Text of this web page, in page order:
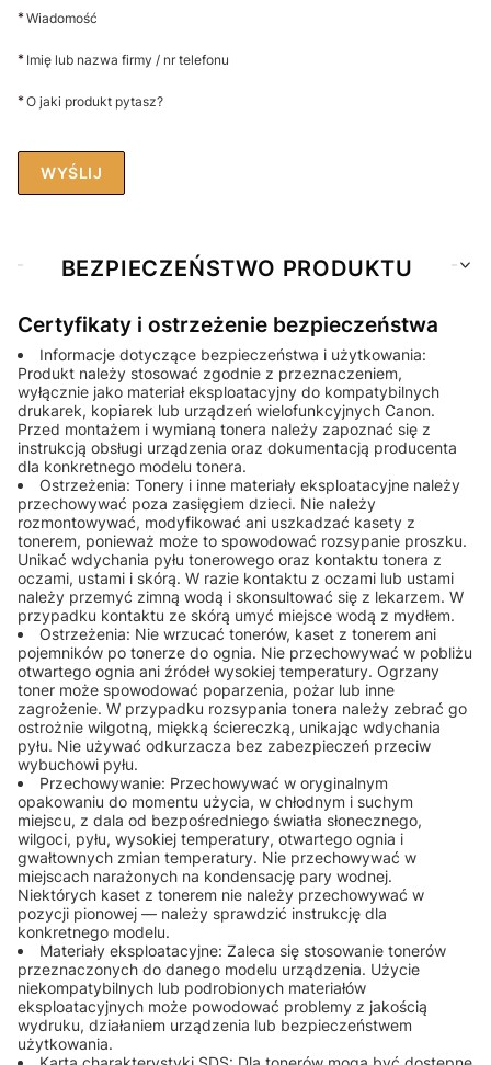
*Wiadomość
* Imię lub nazwa firmy / nr telefonu
*O jaki produkt pytasz?
WYŚLIJ
BEZPIECZEŃSTWO PRODUKTU
Certyfikaty i ostrzeżenie bezpieczeństwa
Informacje dotyczące bezpieczeństwa i użytkowania:
Produkt należy stosować zgodnie z przeznaczeniem,
wyłącznie jako materiał eksploatacyjny do kompatybilnych
drukarek, kopiarek lub urządzeń wielofunkcyjnych Canon.
Przed montażem i wymianą tonera należy zapoznać się z
instrukcją obsługi urządzenia oraz dokumentacją producenta
dla konkretnego modelu tonera.
Ostrzeżenia: Tonery i inne materiały eksploatacyjne należy
przechowywać poza zasięgiem dzieci. Nie należy
rozmontowywać, modyfikować ani uszkadzać kasety z
tonerem, ponieważ może to spowodować rozsypanie proszku.
Unikać wdychania pyłu tonerowego oraz kontaktu tonera z
oczami, ustami i skórą. W razie kontaktu z oczami lub ustami
należy przemyć zimną wodą i skonsultować się z lekarzem. W
przypadku kontaktu ze skórą umyć miejsce wodą z mydłem.
Ostrzeżenia: Nie wrzucać tonerów, kaset z tonerem ani
pojemników po tonerze do ognia. Nie przechowywać w pobliżu
otwartego ognia ani źródeł wysokiej temperatury. Ogrzany
toner może spowodować poparzenia, pożar lub inne
zagrożenie. W przypadku rozsypania tonera należy zebrać go
ostrożnie wilgotną, miękką ściereczką, unikając wdychania
pyłu. Nie używać odkurzacza bez zabezpieczeń przeciw
wybuchowi pyłu.
Przechowywanie: Przechowywać w oryginalnym
opakowaniu do momentu użycia, w chłodnym i suchym
miejscu, z dala od bezpośredniego światła słonecznego,
wilgoci, pyłu, wysokiej temperatury, otwartego ognia i
gwałtownych zmian temperatury. Nie przechowywać w
miejscach narażonych na kondensację pary wodnej.
Niektórych kaset z tonerem nie należy przechowywać w
pozycji pionowej — należy sprawdzić instrukcję dla
konkretnego modelu.
Materiały eksploatacyjne: Zaleca się stosowanie tonerów
przeznaczonych do danego modelu urządzenia. Użycie
niekompatybilnych lub podrobionych materiałów
eksploatacyjnych może powodować problemy z jakością
wydruku, działaniem urządzenia lub bezpieczeństwem
użytkowania.